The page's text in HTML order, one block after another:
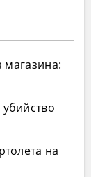
магазина:
на